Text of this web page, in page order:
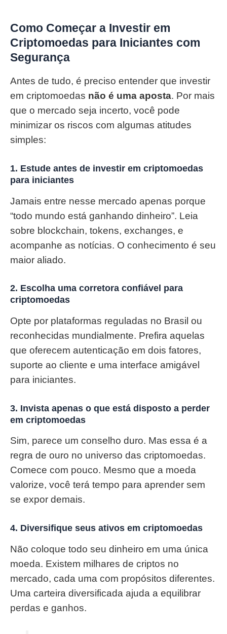
Como Começar a Investir em
Criptomoedas para Iniciantes com
Segurança
Antes de tudo, é preciso entender que investir
em criptomoedas não é uma aposta. Por mais
que o mercado seja incerto, você pode
minimizar os riscos com algumas atitudes
simples:
1. Estude antes de investir em criptomoedas
para iniciantes
Jamais entre nesse mercado apenas porque
“todo mundo está ganhando dinheiro”. Leia
sobre blockchain, tokens, exchanges, e
acompanhe as notícias. O conhecimento é seu
maior aliado.
2. Escolha uma corretora confiável para
criptomoedas
Opte por plataformas reguladas no Brasil ou
reconhecidas mundialmente. Prefira aquelas
que oferecem autenticação em dois fatores,
suporte ao cliente e uma interface amigável
para iniciantes.
3. Invista apenas o que está disposto a perder
em criptomoedas
Sim, parece um conselho duro. Mas essa é a
regra de ouro no universo das criptomoedas.
Comece com pouco. Mesmo que a moeda
valorize, você terá tempo para aprender sem
se expor demais.
4. Diversifique seus ativos em criptomoedas
Não coloque todo seu dinheiro em uma única
moeda. Existem milhares de criptos no
mercado, cada uma com propósitos diferentes.
Uma carteira diversificada ajuda a equilibrar
perdas e ganhos.